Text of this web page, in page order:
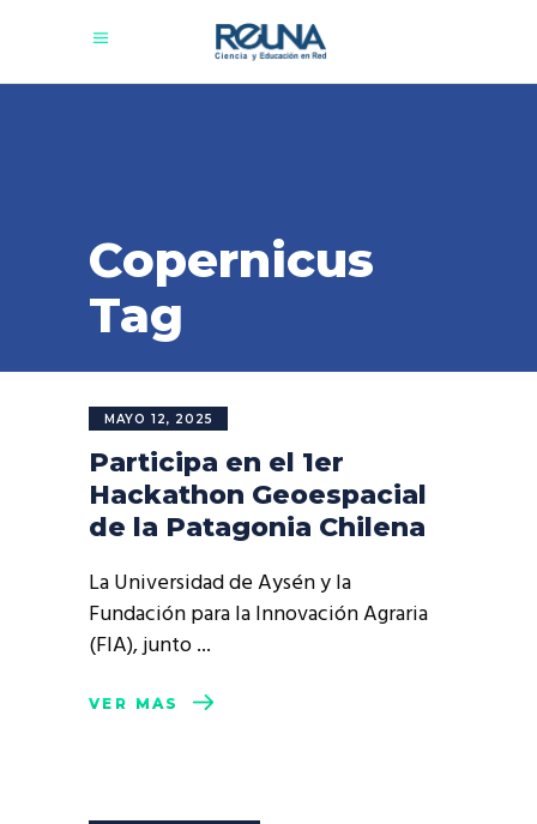
Copernicus
Tag
MAYO 12, 2025
Participa en el 1er
Hackathon Geoespacial
de la Patagonia Chilena
La Universidad de Aysén y la
Fundación para la Innovación Agraria
(FIA), junto
VER MÁS